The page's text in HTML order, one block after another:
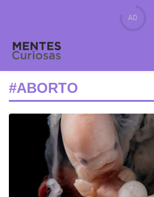
#ABORTO